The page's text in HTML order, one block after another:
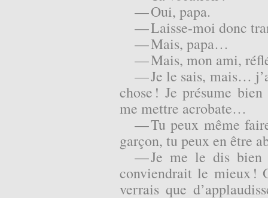
— Oui, papa.
— Laisse-moi donc
— Mais, papa…
— Mais, mon ami,
— Je le sais, mais…
chose ! Je présume
me mettre acrobate…
— Tu peux même
garçon, tu peux en être
— Je me le dis bien
conviendrait le mieux !
verrais que